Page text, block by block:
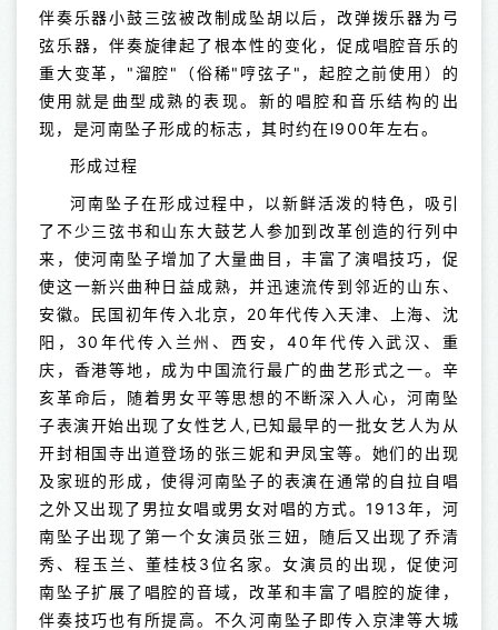
伴奏乐器小鼓三弦被改制成坠胡以后，改弹拨乐器为弓
弦乐器，伴奏旋律起了根本性的变化，促成唱腔音乐的
重大变革，"溜腔"（俗稀"哼弦子"，起腔之前使用）的
使用就是曲型成熟的表现。新的唱腔和音乐结构的出
现，是河南坠子形成的标志，其时约在l900年左右。
形成过程
河南坠子在形成过程中，以新鲜活泼的特色，吸引
了不少三弦书和山东大鼓艺人参加到改革创造的行列中
来，使河南坠子增加了大量曲目，丰富了演唱技巧，促
使这一新兴曲种日益成熟，并迅速流传到邻近的山东、
安徽。民国初年传入北京，20年代传入天津、上海、沈
阳，30年代传入兰州、西安，40年代传入武汉、重
庆，香港等地，成为中国流行最广的曲艺形式之一。辛
亥革命后，随着男女平等思想的不断深入人心，河南坠
子表演开始出现了女性艺人,已知最早的一批女艺人为从
开封相国寺出道登场的张三妮和尹凤宝等。她们的出现
及家班的形成，使得河南坠子的表演在通常的自拉自唱
之外又出现了男拉女唱或男女对唱的方式。1913年，河
南坠子出现了第一个女演员张三妞，随后又出现了乔清
秀、程玉兰、董桂枝3位名家。女演员的出现，促使河
南坠子扩展了唱腔的音域，改革和丰富了唱腔的旋律，
伴奏技巧也有所提高。不久河南坠子即传入京津等大城